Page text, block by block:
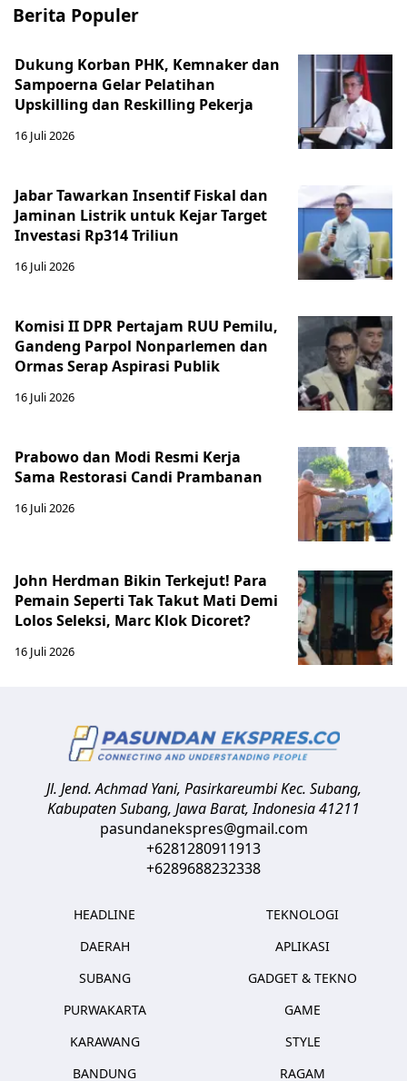
Berita Populer
Dukung Korban PHK, Kemnaker dan
Sampoerna Gelar Pelatihan
Upskilling dan Reskilling Pekerja
16 Juli 2026
Jabar Tawarkan Insentif Fiskal dan
Jaminan Listrik untuk Kejar Target
Investasi Rp314 Triliun
16 Juli 2026
Komisi II DPR Pertajam RUU Pemilu,
Gandeng Parpol Nonparlemen dan
Ormas Serap Aspirasi Publik
16 Juli 2026
Prabowo dan Modi Resmi Kerja
Sama Restorasi Candi Prambanan
16 Juli 2026
John Herdman Bikin Terkejut! Para
Pemain Seperti Tak Takut Mati Demi
Lolos Seleksi, Marc Klok Dicoret?
16 Juli 2026
Jl. Jend. Achmad Yani, Pasirkareumbi Kec. Subang,
Kabupaten Subang, Jawa Barat,Indonesia41211
pasundanekspres@gmail.com
+6281280911913
+6289688232338
HEADLINE
DAERAH
SUBANG
PURWAKARTA
KARAWANG
BANDUNG
TEKNOLOGI
APLIKASI
GADGET & TEKNO
GAME
STYLE
RAGAM